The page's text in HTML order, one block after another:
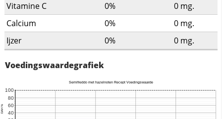
Vitamine C
0% 0 mg.
Calcium
0% 0 mg.
Ijzer
0% 0 mg.
Voedingswaardegrafiek